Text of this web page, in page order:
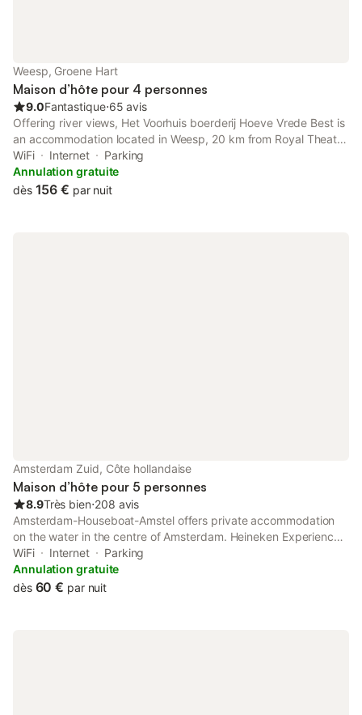
Weesp, Groene Hart
Maison d’hôte pour 4 personnes
9.0Fantastique⋅65 avis
Offering river views, Het Voorhuis boerderij Hoeve Vrede Best is
an accommodation located in Weesp, 20 km from Royal Theater
Carré and 20 km from Amsterdam RAI. This property offers
access to a terrace, free private parking and free WiFi.
WiFi Internet
Parking
Annulation gratuite
dès 156 € par nuit
Amsterdam Zuid, Côte hollandaise
Maison d’hôte pour 5 personnes
8.9Très bien⋅208 avis
Amsterdam-Houseboat-Amstel offers private accommodation
on the water in the centre of Amsterdam. Heineken Experience
is 300 metres from the property. Free WiFi is available
throughout the houseboat.
WiFi Internet
Parking
Annulation gratuite
dès 60 € par nuit